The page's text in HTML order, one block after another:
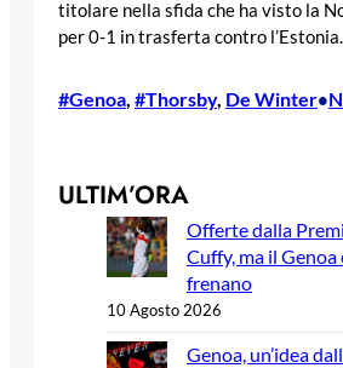
titolare nella sfida che ha visto la
per 0-1 in trasferta contro l’Estonia.
#Genoa, #Thorsby, De Winter•
ULTIM’ORA
Offerte dalla
Cuffy, ma il Genoa
frenano
10 Agosto 2026
Genoa, un’idea